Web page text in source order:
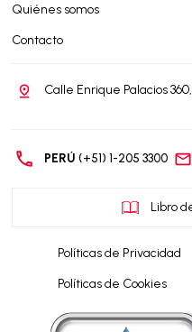
Calle Enrique Palacios
PERÚ (+51) 1-205 3300
Libro
Quiénes somos
Contacto
Políticas de Privacidad
Políticas de Cookies